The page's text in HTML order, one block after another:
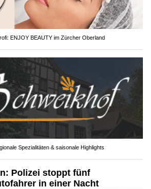
ENJOY BEAUTY im Zürcher Oberland
Spezialitäten & saisonale Highlights
Polizei stoppt fünf
in einer Nacht